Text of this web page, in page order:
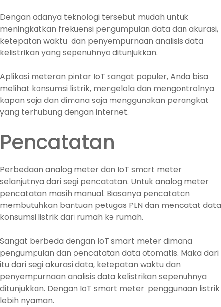
Dengan adanya teknologi tersebut mudah untuk
meningkatkan frekuensi pengumpulan data dan akurasi,
ketepatan waktu dan penyempurnaan analisis data
kelistrikan yang sepenuhnya ditunjukkan.
Aplikasi meteran pintar IoT sangat populer, Anda bisa
melihat konsumsi listrik, mengelola dan mengontrolnya
kapan saja dan dimana saja menggunakan perangkat
yang terhubung dengan internet.
Pencatatan
Perbedaan analog meter dan IoT smart meter
selanjutnya dari segi pencatatan. Untuk analog meter
pencatatan masih manual. Biasanya pencatatan
membutuhkan bantuan petugas PLN dan mencatat data
konsumsi listrik dari rumah ke rumah.
Sangat berbeda dengan IoT smart meter dimana
pengumpulan dan pencatatan data otomatis. Maka dari
itu dari segi akurasi data, ketepatan waktu dan
penyempurnaan analisis data kelistrikan sepenuhnya
ditunjukkan. Dengan IoT smart meter penggunaan listrik
lebih nyaman.